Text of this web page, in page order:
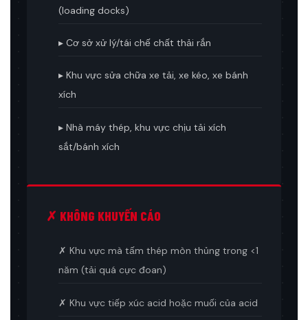
(loading docks)
▸ Cơ sở xử lý/tái chế chất thải rắn
▸ Khu vực sửa chữa xe tải, xe kéo, xe bánh
xích
▸ Nhà máy thép, khu vực chịu tải xích
sắt/bánh xích
✗ KHÔNG KHUYẾN CÁO
✗ Khu vực mà tấm thép mòn thủng trong <1
năm (tải quá cực đoan)
✗ Khu vực tiếp xúc acid hoặc muối của acid